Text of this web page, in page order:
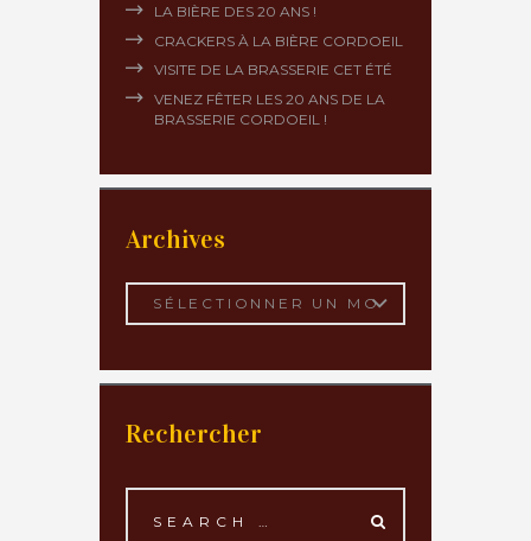
LA BIÈRE DES 20 ANS !
CRACKERS À LA BIÈRE CORDOEIL
VISITE DE LA BRASSERIE CET ÉTÉ
VENEZ FÊTER LES 20 ANS DE LA
BRASSERIE CORDOEIL !
Archives
Rechercher